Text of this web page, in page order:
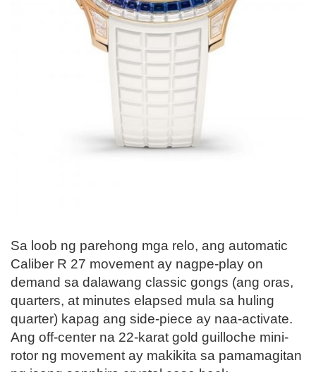
Sa loob ng parehong mga relo, ang automatic
Caliber R 27 movement ay nagpe-play on
demand sa dalawang classic gongs (ang oras,
quarters, at minutes elapsed mula sa huling
quarter) kapag ang side-piece ay naa-activate.
Ang off-center na 22-karat gold guilloche mini-
rotor ng movement ay makikita sa pamamagitan